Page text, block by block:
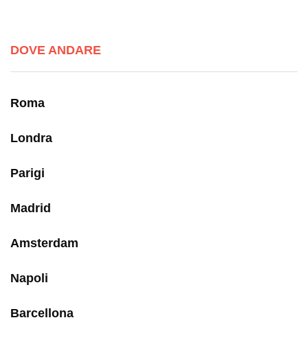
DOVE ANDARE
Roma
Londra
Parigi
Madrid
Amsterdam
Napoli
Barcellona